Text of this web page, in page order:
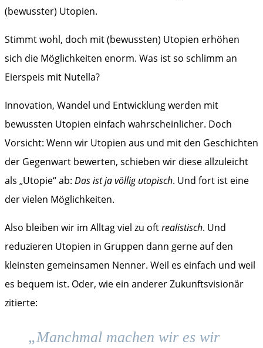
(bewusster) Utopien.
Stimmt wohl, doch mit (bewussten) Utopien erhöhen
sich die Möglichkeiten enorm. Was ist so schlimm an
Eierspeis mit Nutella?
Innovation, Wandel und Entwicklung werden mit
bewussten Utopien einfach wahrscheinlicher. Doch
Vorsicht: Wenn wir Utopien aus und mit den Geschichten
der Gegenwart bewerten, schieben wir diese allzuleicht
als „Utopie“ ab: Das ist ja völlig utopisch. Und fort ist eine
der vielen Möglichkeiten.
Also bleiben wir im Alltag viel zu oftrealistisch. Und
reduzieren Utopien in Gruppen dann gerne auf den
kleinsten gemeinsamen Nenner. Weil es einfach und weil
es bequem ist. Oder, wie ein anderer Zukunftsvisionär
zitierte:
„Manchmal machen wir es wir